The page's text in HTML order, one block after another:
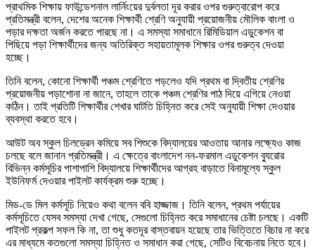
প্রাথমিক শিক্ষায় ফাউন্ডেশনাল লার্নিংয়ের দুর্বলতা দূর করার ওপর গুরুত্বারোপ করে
প্রতিমন্ত্রী বলেন, দেশের অনেক শিক্ষার্থী শ্রেণি অনুযায়ী প্রয়োজনীয় মৌলিক বাংলা ও
পড়ার দক্ষতা অর্জন করতে পারছে না। এ সমস্যা সমাধানে রিমিডিয়াল এডুকেশন বা
পিছিয়ে পড়া শিক্ষার্থীদের জন্য অতিরিক্ত সহায়তামূলক শিক্ষার ওপর গুরুত্ব দেওয়া
হচ্ছে।
তিনি বলেন, কোনো শিক্ষার্থী পঞ্চম শ্রেণিতে পড়লেও যদি প্রথম বা দ্বিতীয় শ্রেণির
প্রয়োজনীয় পড়াশোনা না জানে, তাহলে তাকে পঞ্চম শ্রেণির পাঠ দিয়ে এগিয়ে নেওয়া
কঠিন। তাই প্রতিটি শিক্ষার্থীর শেখার ঘাটতি চিহ্নিত করে সেই অনুযায়ী শিক্ষা দেওয়ার
ব্যবস্থা করতে হবে।
আউট অব স্কুল চিলড্রেন কমিয়ে সব শিশুকে বিদ্যালয়ের আওতায় আনার লক্ষ্যেও কাজ
চলছে বলে জানান প্রতিমন্ত্রী। এ ক্ষেত্রে বাংলাদেশ নন-ফরমাল এডুকেশন ব্যুরোর
বিভিন্ন কর্মসূচির পাশাপাশি বিদ্যালয়ে শিক্ষার্থীদের আগ্রহ বাড়াতে বিনামূল্যে স্কুল
ইউনিফর্ম দেওয়ার পাইলট কার্যক্রম শুরু হচ্ছে।
মিড-ডে মিল কর্মসূচি নিয়েও কথা বলেন ববি হাজ্জাজ। তিনি বলেন, প্রথম পর্যায়ের
কর্মসূচিতে যেসব সমস্যা দেখা গেছে, সেগুলো চিহ্নিত করে সমাধানের চেষ্টা চলছে। একটি
পাইলট প্রকল্প সফল কি না, তা শুধু কতদূর বাস্তবায়ন হয়েছে তার ভিত্তিতে বিচার না করে
এর মাধ্যমে কতগুলো সমস্যা চিহ্নিত ও সমাধান করা গেছে, সেটিও বিবেচনায় নিতে হবে।